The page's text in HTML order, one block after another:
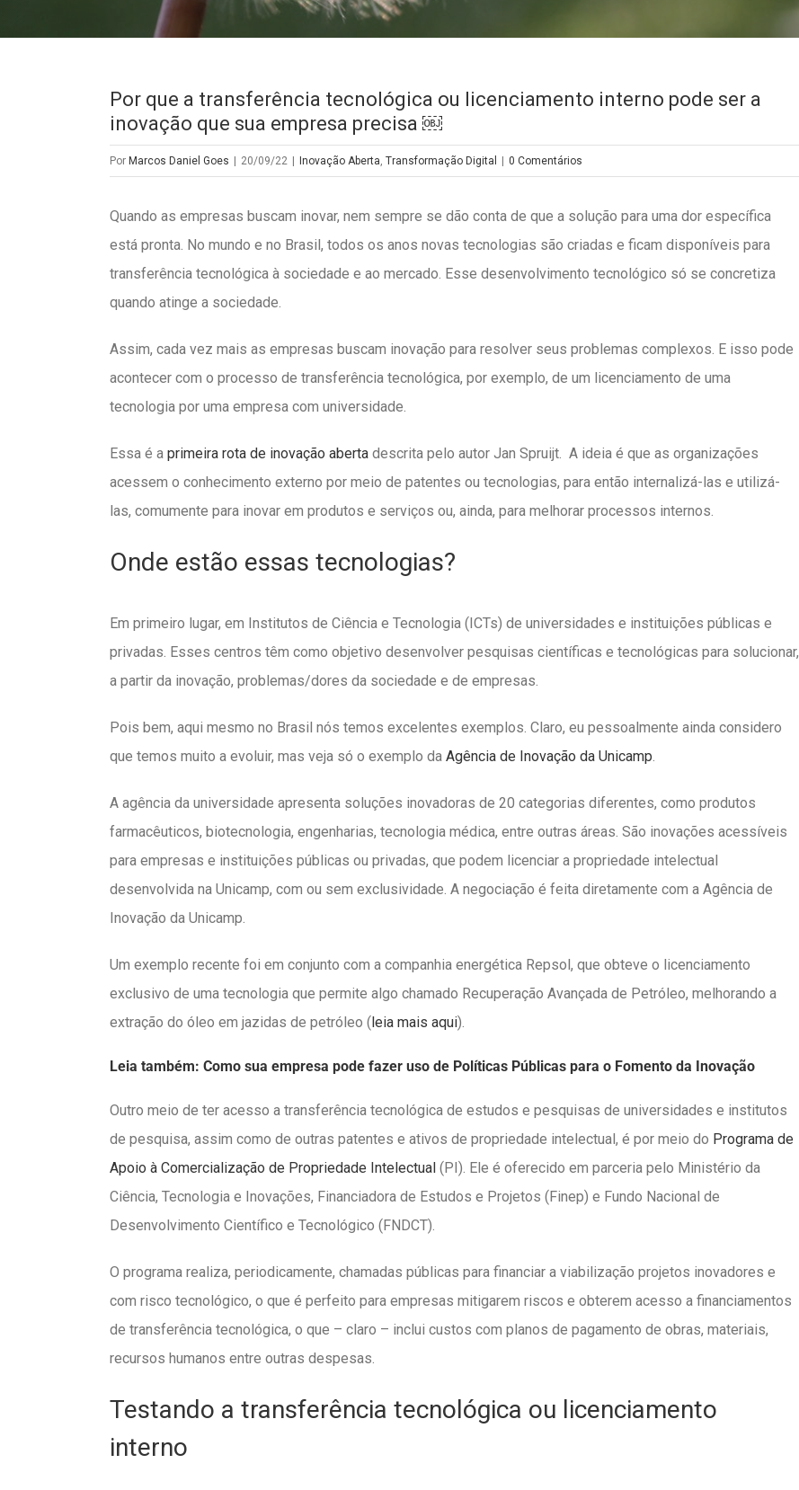
Por que a transferência tecnológica ou licenciamento interno pode ser a
inovação que sua empresa precisa ￼
Por Marcos Daniel Goes 20/09/22 Inovação Aberta, Transformação Digital 0 Comentários
Quando as empresas buscam inovar, nem sempre se dão conta de que a solução para uma dor específica
está pronta. No mundo e no Brasil, todos os anos novas tecnologias são criadas e ficam disponíveis para
transferência tecnológica à sociedade e ao mercado. Esse desenvolvimento tecnológico só se concretiza
quando atinge a sociedade.
Assim, cada vez mais as empresas buscam inovação para resolver seus problemas complexos. E isso pode
acontecer com o processo de transferência tecnológica, por exemplo, de um licenciamento de uma
tecnologia por uma empresa com universidade.
Essa é a primeira rota de inovação aberta descrita pelo autor Jan Spruijt. A ideia é que as organizações
acessem o conhecimento externo por meio de patentes ou tecnologias, para então internalizá-las e utilizá-
las, comumente para inovar em produtos e serviços ou, ainda, para melhorar processos internos.
Onde estão essas tecnologias?
Em primeiro lugar, em Institutos de Ciência e Tecnologia (ICTs) de universidades e instituições públicas e
privadas. Esses centros têm como objetivo desenvolver pesquisas científicas e tecnológicas para solucionar,
a partir da inovação, problemas/dores da sociedade e de empresas.
Pois bem, aqui mesmo no Brasil nós temos excelentes exemplos. Claro, eu pessoalmente ainda considero
que temos muito a evoluir, mas veja só o exemplo da Agência de Inovação da Unicamp
A agência da universidade apresenta soluções inovadoras de 20 categorias diferentes, como produtos
farmacêuticos, biotecnologia, engenharias, tecnologia médica, entre outras áreas. São inovações acessíveis
para empresas e instituições públicas ou privadas, que podem licenciar a propriedade intelectual
desenvolvida na Unicamp, com ou sem exclusividade. A negociação é feita diretamente com a Agência de
Inovação da Unicamp.
Um exemplo recente foi em conjunto com a companhia energética Repsol, que obteve o licenciamento
exclusivo de uma tecnologia que permite algo chamado Recuperação Avançada de Petróleo, melhorando a
extração do óleo em jazidas de petróleo (leia mais aqui).
Leia também: Como sua empresa pode fazer uso de Políticas Públicas para o Fomento da Inovação
Outro meio de ter acesso a transferência tecnológica de estudos e pesquisas de universidades e institutos
de pesquisa, assim como de outras patentes e ativos de propriedade intelectual, é por meio do Programa de
Apoio à Comercialização de Propriedade Intelectual (PI). Ele é oferecido em parceria pelo Ministério da
Ciência, Tecnologia e Inovações, Financiadora de Estudos e Projetos (Finep) e Fundo Nacional de
Desenvolvimento Científico e Tecnológico (FNDCT).
O programa realiza, periodicamente, chamadas públicas para financiar a viabilização projetos inovadores e
com risco tecnológico, o que é perfeito para empresas mitigarem riscos e obterem acesso a financiamentos
de transferência tecnológica, o que – claro – inclui custos com planos de pagamento de obras, materiais,
recursos humanos entre outras despesas.
Testando a transferência tecnológica ou licenciamento
interno